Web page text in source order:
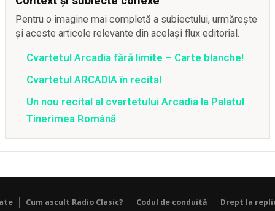
Pentru o imagine mai completă a subiectului, urmărește
și aceste articole relevante din același flux editorial.
Cvartetul Arcadia fără limite – Carte blanche!
Cvartetul ARCADIA în recital
Un nou recital al cvartetului Arcadia la Palatul
Tinerimea Română
Cum ascult Radio Clasic? Codul de conduită Drept la